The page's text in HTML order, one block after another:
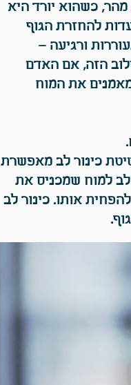
כשהוא יורד היא
להחזרת הגוף
ורגיעה –
הזה, אם האדם
את המוח
כינור לב מאפשרת
למוח שמכניס את
אותו. כינור לב